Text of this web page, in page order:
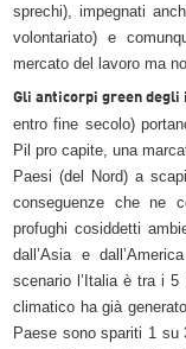
sprechi), impegnati
volontariato) e
mercato del lavoro ma
Gli anticorpi green
entro fine secolo)
Pil pro capite, una
Paesi (del Nord) a
conseguenze che ne
profughi cosiddetti
dall’Asia e
scenario l’Italia è tra i 5
climatico ha già
Paese sono spariti 1